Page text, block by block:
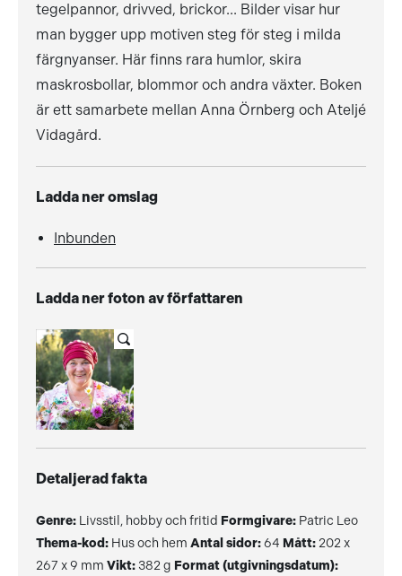
tegelpannor, drivved, brickor... Bilder visar hur
man bygger upp motiven steg för steg i milda
färgnyanser. Här finns rara humlor, skira
maskrosbollar, blommor och andra växter. Boken
är ett samarbete mellan Anna Örnberg och Ateljé
Vidagård.
Ladda ner omslag
Inbunden
Ladda ner foton av författaren
Detaljerad fakta
Genre: Livsstil, hobby och fritid Formgivare: Patric Leo
Thema-kod: Hus och hem Antal sidor:64 Mått: 202 x
267 x 9 mm Vikt: 382 g Format (utgivningsdatum):